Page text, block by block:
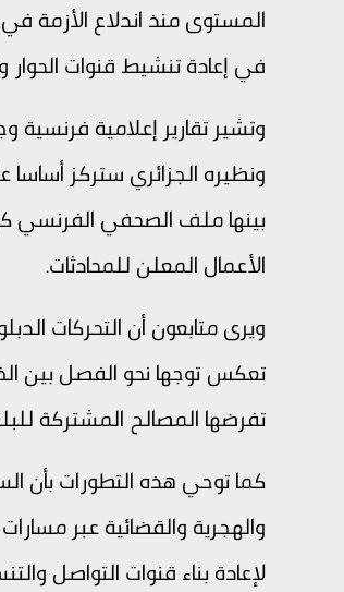
في إعادة تنشيط قنوات الحوار
وتشير تقارير إعلامية فرنسية
ونظيره الجزائري ستركز أساسا
بينها ملف الصحفي الفرنسي
الأعمال المعلن للمحادثات.
ويرى متابعون أن التحركات
تعكس توجها نحو الفصل بين
تفرضها المصالح المشتركة
كما توحي هذه التطورات بأن
والهجرية والقضائية عبر
لإعادة بناء قنوات التواصل